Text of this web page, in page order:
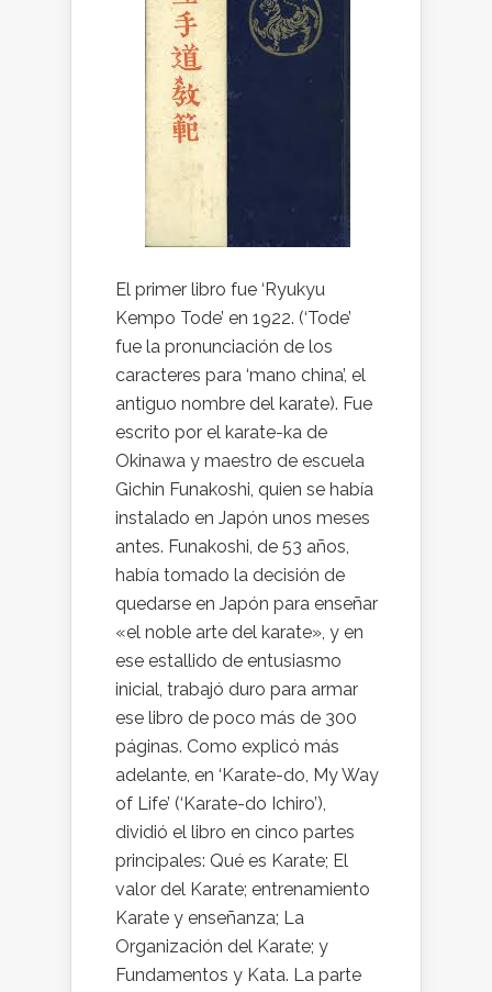
El primer libro fue ‘Ryukyu
Kempo Tode’ en 1922. (‘Tode’
fue la pronunciación de los
caracteres para ‘mano china’, el
antiguo nombre del karate). Fue
escrito por el karate-ka de
Okinawa y maestro de escuela
Gichin Funakoshi, quien se había
instalado en Japón unos meses
antes. Funakoshi, de 53 años,
había tomado la decisión de
quedarse en Japón para enseñar
«el noble arte del karate», y en
ese estallido de entusiasmo
inicial, trabajó duro para armar
ese libro de poco más de 300
páginas. Como explicó más
adelante, en ‘Karate-do, My Way
of Life’ (‘Karate-do Ichiro’),
dividió el libro en cinco partes
principales: Qué es Karate; El
valor del Karate; entrenamiento
Karate y enseñanza; La
Organización del Karate; y
Fundamentos y Kata. La parte